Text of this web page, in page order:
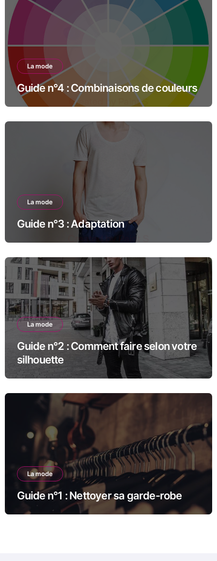
La mode
Guide n°4 : Combinaisons de couleurs
La mode
Guide n°3 : Adaptation
La mode
Guide n°2 : Comment faire selon votre
silhouette
La mode
Guide n°1 : Nettoyer sa garde-robe